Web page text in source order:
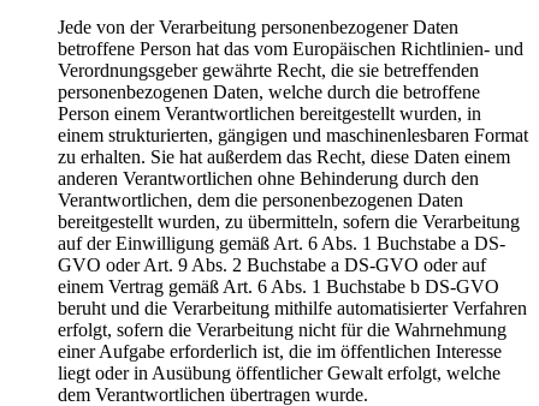
Jede von der Verarbeitung personenbezogener Daten
betroffene Person hat das vom Europäischen Richtlinien- und
Verordnungsgeber gewährte Recht, die sie betreffenden
personenbezogenen Daten, welche durch die betroffene
Person einem Verantwortlichen bereitgestellt wurden, in
einem strukturierten, gängigen und maschinenlesbaren Format
zu erhalten. Sie hat außerdem das Recht, diese Daten einem
anderen Verantwortlichen ohne Behinderung durch den
Verantwortlichen, dem die personenbezogenen Daten
bereitgestellt wurden, zu übermitteln, sofern die Verarbeitung
auf der Einwilligung gemäß Art. 6 Abs. 1 Buchstabe a DS-
GVO oder Art. 9 Abs. 2 Buchstabe a DS-GVO oder auf
einem Vertrag gemäß Art. 6 Abs. 1 Buchstabe b DS-GVO
beruht und die Verarbeitung mithilfe automatisierter Verfahren
erfolgt, sofern die Verarbeitung nicht für die Wahrnehmung
einer Aufgabe erforderlich ist, die im öffentlichen Interesse
liegt oder in Ausübung öffentlicher Gewalt erfolgt, welche
dem Verantwortlichen übertragen wurde.